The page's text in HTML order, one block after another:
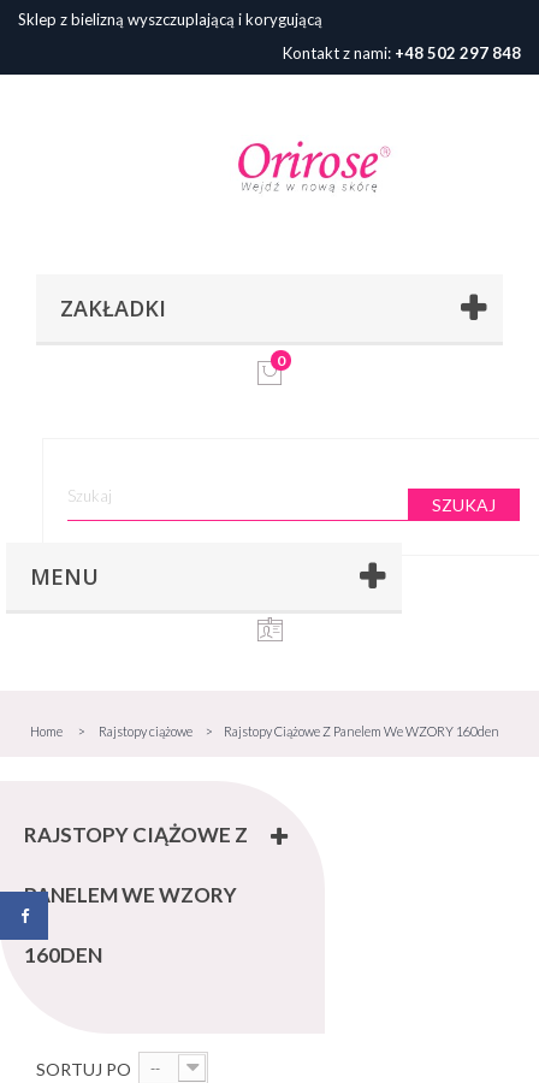
Sklep z bielizną wyszczuplającą i korygującą
Kontakt z nami: +48 502 297 848
ZAKŁADKI
0
SZUKAJ
MENU
Home > Rajstopy ciążowe > Rajstopy Ciążowe Z Panelem We WZORY 160den
RAJSTOPY CIĄŻOWE Z
PANELEM WE WZORY
160DEN
SORTUJ PO --